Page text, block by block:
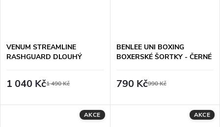
VENUM STREAMLINE
RASHGUARD DLOUHÝ
1 040 Kč1 490 Kč
BENLEE UNI BOXING
BOXERSKÉ ŠORTKY - ČERNÉ
790 Kč990 Kč
AKCE AKCE